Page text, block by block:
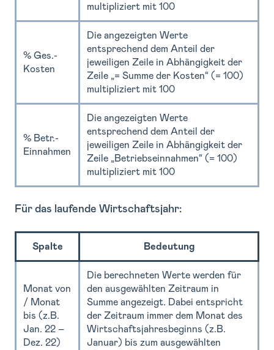
multipliziert mit 100
% Ges.-
Kosten
Die angezeigten Werte
entsprechend dem Anteil der
jeweiligen Zeile in Abhängigkeit der
Zeile „= Summe der Kosten“ (= 100)
multipliziert mit 100
% Betr.-
Einnahmen
Die angezeigten Werte
entsprechend dem Anteil der
jeweiligen Zeile in Abhängigkeit der
Zeile „Betriebseinnahmen“ (= 100)
multipliziert mit 100
Für das laufende Wirtschaftsjahr:
Spalte Bedeutung
Monat von
/ Monat
bis (z.B.
Jan. 22 –
Dez. 22)
Die berechneten Werte werden für
den ausgewählten Zeitraum in
Summe angezeigt. Dabei entspricht
der Zeitraum immer dem Monat des
Wirtschaftsjahresbeginns (z.B.
Januar) bis zum ausgewählten